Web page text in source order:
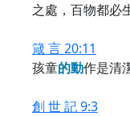
之處，百物都必
箴 言 20:11
孩童的動作是清
創 世 記 9:3